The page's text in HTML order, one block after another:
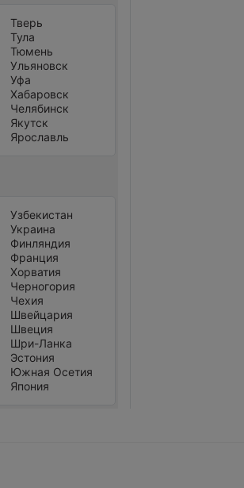
Тверь
Тула
Тюмень
Ульяновск
Уфа
Хабаровск
Челябинск
Якутск
Ярославль
Узбекистан
Украина
Финляндия
Франция
Хорватия
Черногория
Чехия
Швейцария
Швеция
Шри-Ланка
Эстония
Южная Осетия
Япония